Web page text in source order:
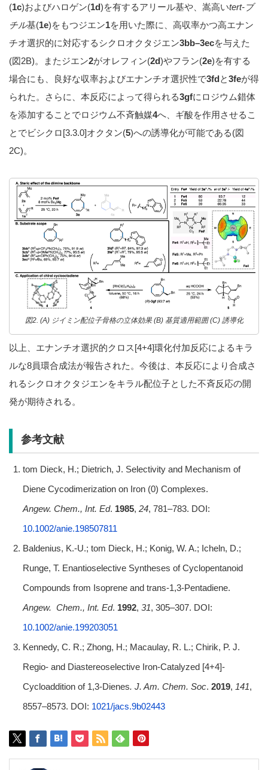
(1c)およびハロゲン(1d)を有するアリール基や、嵩高いtert-ブ
チル基(1e)をもつジエン1を用いた際に、高収率かつ高エナン
チオ選択的に対応するシクロオクタジエン3bb–3ecを与えた
(図2B)。またジエン2がオレフィン(2d)やフラン(2e)を有する
場合にも、良好な収率およびエナンチオ選択性で3fdと3feが得
られた。さらに、本反応によって得られる3gfにロジウム錯体
を添加することでロジウム不斉触媒4へ、ギ酸を作用させるこ
とでビシクロ[3.3.0]オクタン(5)への誘導化が可能である(図
2C)。
図2. (A) ジイミン配位子骨格の立体効果 (B) 基質適用範囲 (C) 誘導化
以上、エナンチオ選択的クロス[4+4]環化付加反応によるキラ
ルな8員環合成法が報告された。今後は、本反応により合成さ
れるシクロオクタジエンをキラル配位子とした不斉反応の開
発が期待される。
参考文献
tom Dieck, H.; Dietrich, J. Selectivity and Mechanism of
Diene Cycodimerization on Iron (0) Complexes.
Angew. Chem., Int. Ed. 1985, 24, 781–783. DOI:
10.1002/anie.198507811
Baldenius, K.-U.; tom Dieck, H.; Konig, W. A.; Icheln, D.;
Runge, T. Enantioselective Syntheses of Cyclopentanoid
Compounds from Isoprene and trans-1,3-Pentadiene.
Angew. Chem., Int. Ed. 1992, 31, 305–307. DOI:
10.1002/anie.199203051
Kennedy, C. R.; Zhong, H.; Macaulay, R. L.; Chirik, P. J.
Regio- and Diastereoselective Iron-Catalyzed [4+4]-
Cycloaddition of 1,3-Dienes. J. Am. Chem. Soc. 2019, 141,
8557–8573. DOI: 1021/jacs.9b02443